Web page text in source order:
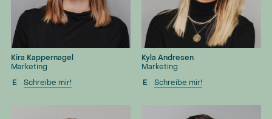
Kira Kappernagel
Marketing
E
Schreibe mir!
Kyla Andresen
Marketing
E
Schreibe mir!